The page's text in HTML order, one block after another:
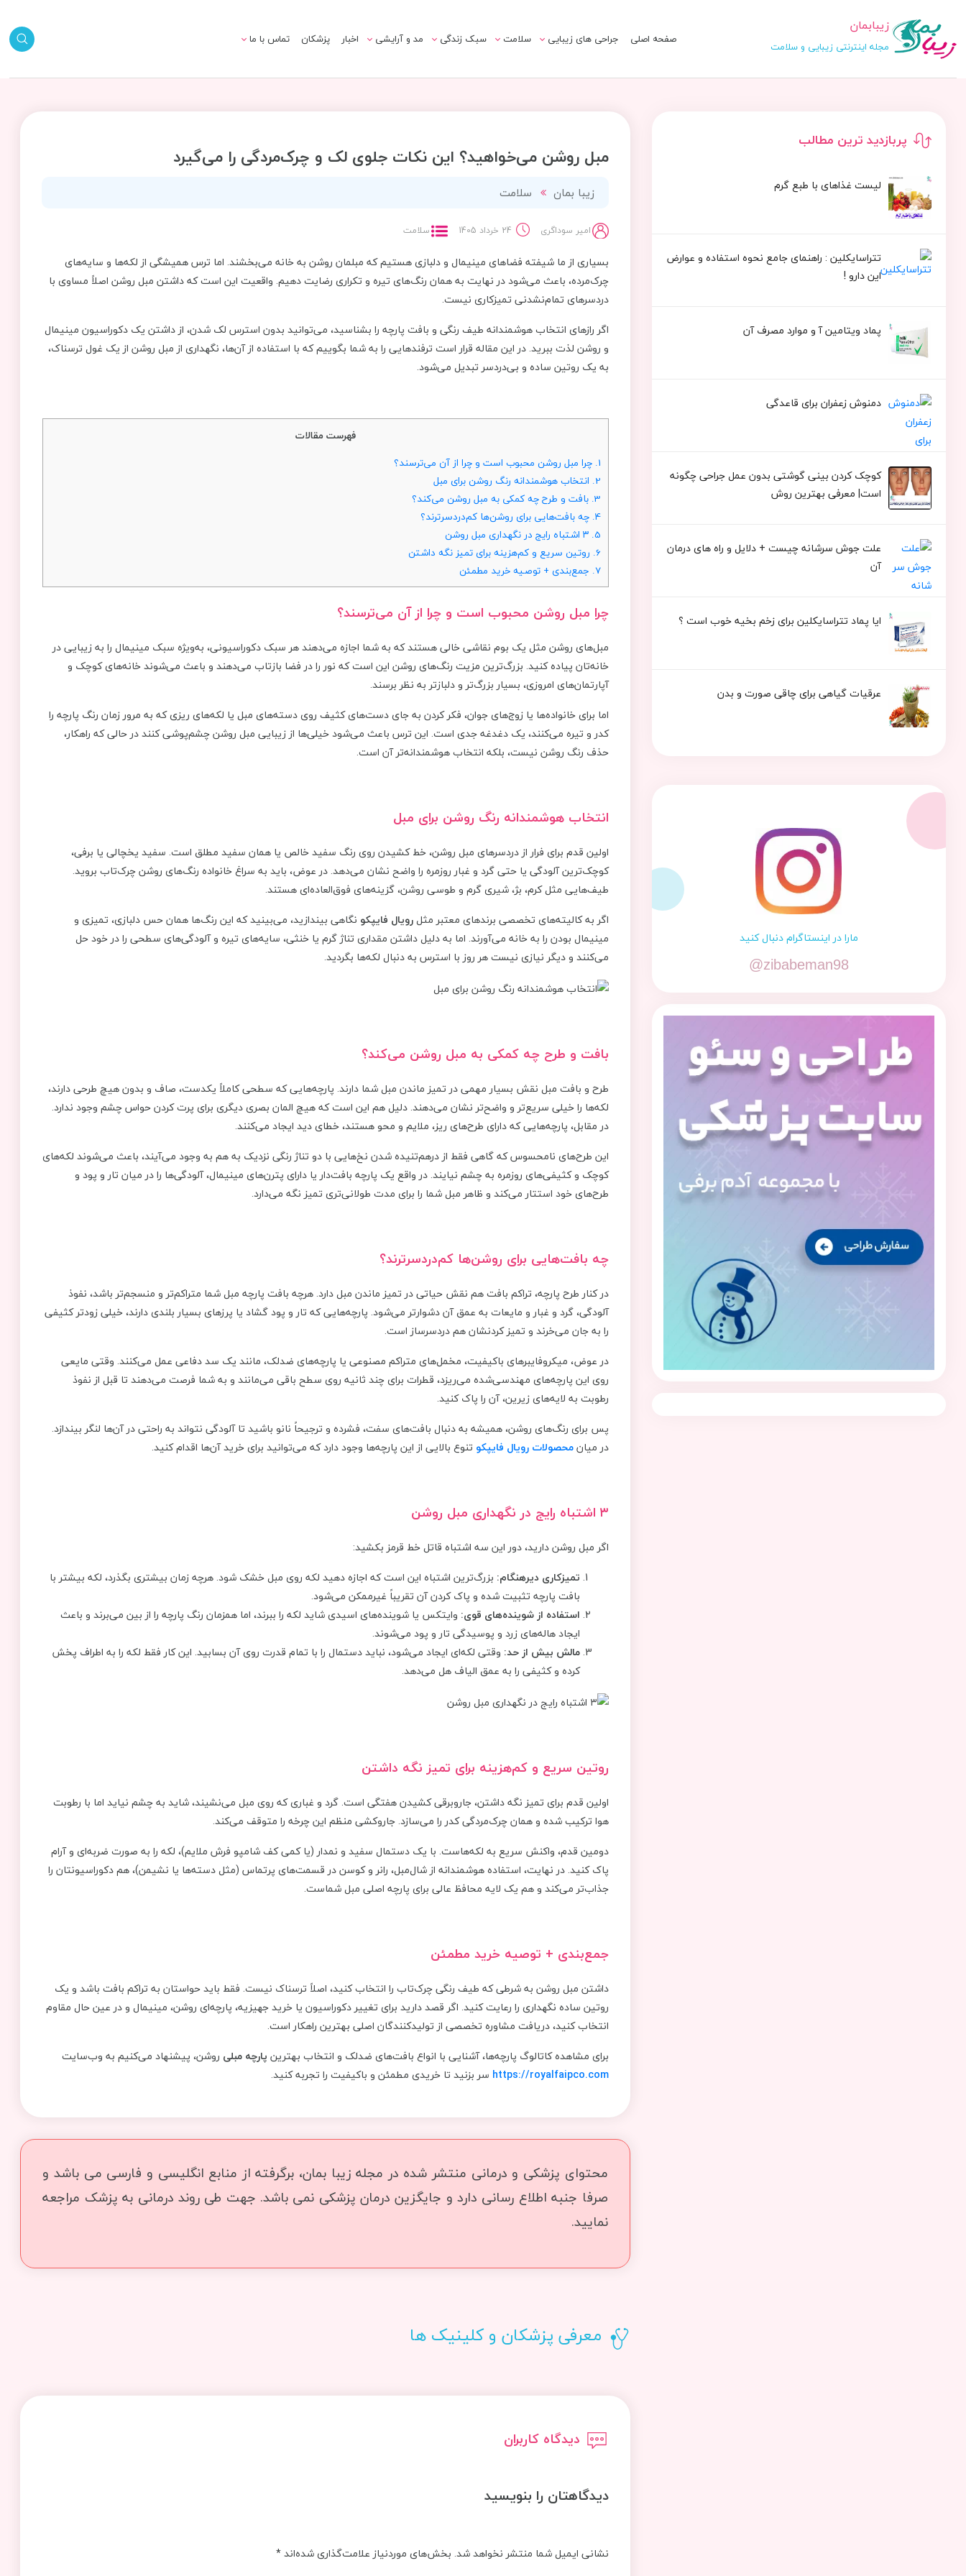
زیبابمان
مجله اینترنتی زیبایی و سلامت صفحه اصلی جراحی های زیبایی سلامت سبک زندگی مد و آرایشی اخبار پزشکان تماس با ما
پربازدید ترین مطالب
لیست غذاهای با طبع گرم
تتراسایکلین : راهنمای جامع نحوه استفاده و عوارض
این دارو !
پماد ویتامین آ و موارد مصرف آن
دمنوش زعفران برای قاعدگی
کوچک کردن بینی گوشتی بدون عمل جراحی چگونه
است| معرفی بهترین روش
علت جوش سرشانه چیست + دلایل و راه های درمان
آن
ایا پماد تتراسایکلین برای زخم بخیه خوب است ؟
عرقیات گیاهی برای چاقی صورت و بدن
مارا در اینستاگرام دنبال کنید
@zibabeman98
مبل روشن می‌خواهید؟ این نکات جلوی لک و چرک‌مردگی را می‌گیرد
زیبا بمان سلامت
امیر سوداگری 24 خرداد 1405 سلامت
بسیاری از ما شیفته فضاهای مینیمال و دلبازی هستیم که مبلمان روشن به خانه می‌بخشند. اما ترس همیشگی از لکه‌ها و سایه‌های
چرک‌مرده، باعث می‌شود در نهایت به همان رنگ‌های تیره و تکراری رضایت دهیم. واقعیت این است که داشتن مبل روشن اصلاً مساوی با
دردسرهای تمام‌نشدنی تمیزکاری نیست.
اگر رازهای انتخاب هوشمندانه طیف رنگی و بافت پارچه را بشناسید، می‌توانید بدون استرس لک شدن، از داشتن یک دکوراسیون مینیمال
و روشن لذت ببرید. در این مقاله قرار است ترفندهایی را به شما بگوییم که با استفاده از آن‌ها، نگهداری از مبل روشن از یک غول ترسناک،
به یک روتین ساده و بی‌دردسر تبدیل می‌شود.
فهرست مقالات
1. چرا مبل روشن محبوب است و چرا از آن می‌ترسند؟
2. انتخاب هوشمندانه رنگ روشن برای مبل
3. بافت و طرح چه کمکی به مبل روشن می‌کند؟
4. چه بافت‌هایی برای روشن‌ها کم‌دردسرترند؟
5. ۳ اشتباه رایج در نگهداری مبل روشن
6. روتین سریع و کم‌هزینه برای تمیز نگه داشتن
7. جمع‌بندی + توصیه خرید مطمئن
چرا مبل روشن محبوب است و چرا از آن می‌ترسند؟
مبل‌های روشن مثل یک بوم نقاشی خالی هستند که به شما اجازه می‌دهند هر سبک دکوراسیونی، به‌ویژه سبک مینیمال را به زیبایی در
خانه‌تان پیاده کنید. بزرگ‌ترین مزیت رنگ‌های روشن این است که نور را در فضا بازتاب می‌دهند و باعث می‌شوند خانه‌های کوچک و
آپارتمان‌های امروزی، بسیار بزرگ‌تر و دلبازتر به نظر برسند.
اما برای خانواده‌ها یا زوج‌های جوان، فکر کردن به جای دست‌های کثیف روی دسته‌های مبل یا لکه‌های ریزی که به مرور زمان رنگ پارچه را
کدر و تیره می‌کنند، یک دغدغه جدی است. این ترس باعث می‌شود خیلی‌ها از زیبایی مبل روشن چشم‌پوشی کنند در حالی که راهکار،
حذف رنگ روشن نیست، بلکه انتخاب هوشمندانه‌تر آن است.
انتخاب هوشمندانه رنگ روشن برای مبل
اولین قدم برای فرار از دردسرهای مبل روشن، خط کشیدن روی رنگ سفید خالص یا همان سفید مطلق است. سفید یخچالی یا برفی،
کوچک‌ترین آلودگی یا حتی گرد و غبار روزمره را واضح نشان می‌دهد. در عوض، باید به سراغ خانواده رنگ‌های روشن چرک‌تاب بروید.
طیف‌هایی مثل کرم، بژ، شیری گرم و طوسی روشن، گزینه‌های فوق‌العاده‌ای هستند.
اگر به کالیته‌های تخصصی برندهای معتبر مثلرویال فایپکو نگاهی بیندازید، می‌بینید که این رنگ‌ها همان حس دلبازی، تمیزی و
مینیمال بودن را به خانه می‌آورند. اما به دلیل داشتن مقداری تناژ گرم یا خنثی، سایه‌های تیره و آلودگی‌های سطحی را در خود حل
می‌کنند و دیگر نیازی نیست هر روز با استرس به دنبال لکه‌ها بگردید.
بافت و طرح چه کمکی به مبل روشن می‌کند؟
طرح و بافت مبل نقش بسیار مهمی در تمیز ماندن مبل شما دارند. پارچه‌هایی که سطحی کاملاً یکدست، صاف و بدون هیچ طرحی دارند،
لکه‌ها را خیلی سریع‌تر و واضح‌تر نشان می‌دهند. دلیل هم این است که هیچ المان بصری دیگری برای پرت کردن حواس چشم وجود ندارد.
در مقابل، پارچه‌هایی که دارای طرح‌های ریز، ملایم و محو هستند، خطای دید ایجاد می‌کنند.
این طرح‌های نامحسوس که گاهی فقط از درهم‌تنیده شدن نخ‌هایی با دو تناژ رنگی نزدیک به هم به وجود می‌آیند، باعث می‌شوند لکه‌های
کوچک و کثیفی‌های روزمره به چشم نیایند. در واقع یک پارچه بافت‌دار یا دارای پترن‌های مینیمال، آلودگی‌ها را در میان تار و پود و
طرح‌های خود استتار می‌کند و ظاهر مبل شما را برای مدت طولانی‌تری تمیز نگه می‌دارد.
چه بافت‌هایی برای روشن‌ها کم‌دردسرترند؟
در کنار طرح پارچه، تراکم بافت هم نقش حیاتی در تمیز ماندن مبل دارد. هرچه بافت پارچه مبل شما متراکم‌تر و منسجم‌تر باشد، نفوذ
آلودگی، گرد و غبار و مایعات به عمق آن دشوارتر می‌شود. پارچه‌هایی که تار و پود گشاد یا پرزهای بسیار بلندی دارند، خیلی زودتر کثیفی
را به جان می‌خرند و تمیز کردنشان هم دردسرساز است.
در عوض، میکروفایبرهای باکیفیت، مخمل‌های متراکم مصنوعی یا پارچه‌های ضدلک، مانند یک سد دفاعی عمل می‌کنند. وقتی مایعی
روی این پارچه‌های مهندسی‌شده می‌ریزد، قطرات برای چند ثانیه روی سطح باقی می‌مانند و به شما فرصت می‌دهند تا قبل از نفوذ
رطوبت به لایه‌های زیرین، آن را پاک کنید.
پس برای رنگ‌های روشن، همیشه به دنبال بافت‌های سفت، فشرده و ترجیحاً نانو باشید تا آلودگی نتواند به راحتی در آن‌ها لنگر بیندازد.
در میانمحصولات رویال فایپکو تنوع بالایی از این پارچه‌ها وجود دارد که می‌توانید برای خرید آن‌ها اقدام کنید.
۳ اشتباه رایج در نگهداری مبل روشن
اگر مبل روشن دارید، دور این سه اشتباه قاتل خط قرمز بکشید:
تمیزکاری دیرهنگام: بزرگ‌ترین اشتباه این است که اجازه دهید لکه روی مبل خشک شود. هرچه زمان بیشتری بگذرد، لکه بیشتر با
بافت پارچه تثبیت شده و پاک کردن آن تقریباً غیرممکن می‌شود.
استفاده از شوینده‌های قوی: وایتکس یا شوینده‌های اسیدی شاید لکه را ببرند، اما همزمان رنگ پارچه را از بین می‌برند و باعث
ایجاد هاله‌های زرد و پوسیدگی تار و پود می‌شوند.
مالش بیش از حد: وقتی لکه‌ای ایجاد می‌شود، نباید دستمال را با تمام قدرت روی آن بسابید. این کار فقط لکه را به اطراف پخش
کرده و کثیفی را به عمق الیاف هل می‌دهد.
روتین سریع و کم‌هزینه برای تمیز نگه داشتن
اولین قدم برای تمیز نگه داشتن، جاروبرقی کشیدن هفتگی است. گرد و غباری که روی مبل می‌نشیند، شاید به چشم نیاید اما با رطوبت
هوا ترکیب شده و همان چرک‌مردگی کدر را می‌سازد. جاروکشی منظم این چرخه را متوقف می‌کند.
دومین قدم، واکنش سریع به لکه‌هاست. با یک دستمال سفید و نمدار (یا کمی کف شامپو فرش ملایم)، لکه را به صورت ضربه‌ای و آرام
پاک کنید. در نهایت، استفاده هوشمندانه از شال‌مبل، رانر و کوسن در قسمت‌های پرتماس (مثل دسته‌ها یا نشیمن)، هم دکوراسیونتان را
جذاب‌تر می‌کند و هم یک لایه محافظ عالی برای پارچه اصلی مبل شماست.
جمع‌بندی + توصیه خرید مطمئن
داشتن مبل روشن به شرطی که طیف رنگی چرک‌تاب را انتخاب کنید، اصلاً ترسناک نیست. فقط باید حواستان به تراکم بافت باشد و یک
روتین ساده نگهداری را رعایت کنید. اگر قصد دارید برای تغییر دکوراسیون یا خرید جهیزیه، پارچه‌ای روشن، مینیمال و در عین حال مقاوم
انتخاب کنید، دریافت مشاوره تخصصی از تولیدکنندگان اصلی بهترین راهکار است.
برای مشاهده کاتالوگ پارچه‌ها، آشنایی با انواع بافت‌های ضدلک و انتخاب بهترین پارچه مبلی روشن، پیشنهاد می‌کنیم به وب‌سایت
https://royalfaipco.com سر بزنید تا خریدی مطمئن و باکیفیت را تجربه کنید.
محتوای پزشکی و درمانی منتشر شده در مجله زیبا بمان، برگرفته از منابع انگلیسی و فارسی می باشد و
صرفا جنبه اطلاع رسانی دارد و جایگزین درمان پزشکی نمی باشد. جهت طی روند درمانی به پزشک مراجعه
نمایید.
معرفی پزشکان و کلینیک ها
دیدگاه کاربران
دیدگاهتان را بنویسید
نشانی ایمیل شما منتشر نخواهد شد. بخش‌های موردنیاز علامت‌گذاری شده‌اند*